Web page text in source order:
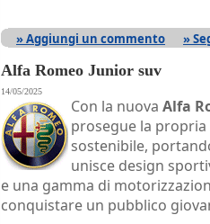
» Aggiungi un commento »
Alfa Romeo Junior suv
14/05/2025
Con la nuova Alfa
prosegue la
sostenibile,
unisce design
e una gamma di
conquistare un pubblico